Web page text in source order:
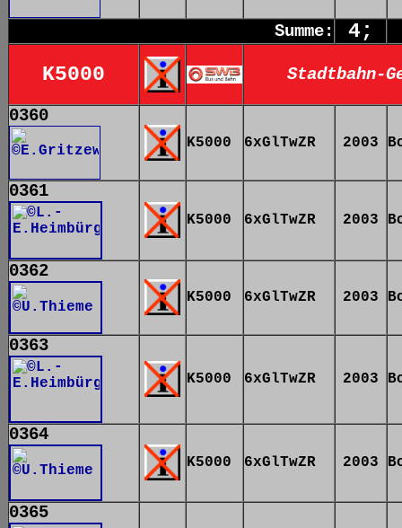
Summe:
4;
K5000
Stadtbahn-
0360
K5000 6xGlTwZR 2003
0361
K5000 6xGlTwZR 2003
0362
K5000 6xGlTwZR 2003
0363
K5000 6xGlTwZR 2003
0364
K5000 6xGlTwZR 2003
0365